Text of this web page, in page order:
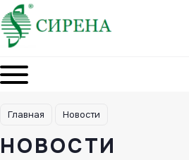
Skip
to
content
Главная Новости
НОВОСТИ